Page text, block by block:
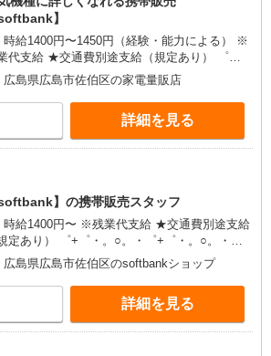
softbank】
時給1400円〜1450円（経験・能力による） ※
代支給 ★交通費別途支給（規定あり） ゜
・。○。・゜+゜・。○。・゜+゜ 入社祝い金10
規定有) お友達を紹介頂くと, インセンテ
規定有) ★月2回払い・週払い可能（規程
★ ゜・。○。・゜+゜・。○。・゜+゜
広島県広島市佐伯区の家電量販店
詳細を見る
softbank】の携帯販売スタッフ
時給1400円〜 ※残業代支給 ★交通費別途支給
り） ゜+゜・。○。・゜+゜・。○。・゜
入社祝い金10万円支給(規定有) お友達を紹介
と, インセンティブ支給(規定有) ★月2回払
週払い可能（規程有）★ ゜・。○。・゜
。○。・゜+゜
広島県広島市佐伯区のsoftbankショップ
詳細を見る